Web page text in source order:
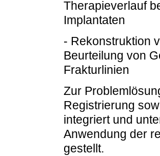
Therapieverlauf
Implantaten
- Rekonstruktion
Beurteilung von
Frakturlinien
Zur
Registrierung
integriert und
Anwendung der
gestellt.